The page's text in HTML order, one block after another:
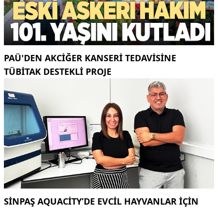
PAÜ'DEN AKCİĞER KANSERİ TEDAVİSİNE
TÜBİTAK DESTEKLİ PROJE
SINPAŞ AQUACITY’DE EVCIL HAYVANLAR IÇIN